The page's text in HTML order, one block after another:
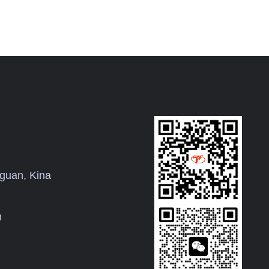
er
til
Det er ikke nødvendigt at
installere med vandkøletårn og
vandkølepumpe, hvilket er nemt at
installere. Vi kan levere høj
kvalitet, konkurrencedygtig pris og
hurtig leveringstid til dig for
køleren. Vi ser frem til at blive din
langsigtede industrielle luftkølede
chiller-leverandør i Kina.
Kina